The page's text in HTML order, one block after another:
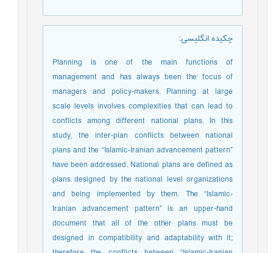
چکیده انگلیسی:
Planning is one of the main functions of
management and has always been the focus of
managers and policy-makers. Planning at large
scale levels involves complexities that can lead to
conflicts among different national plans. In this
study, the inter-plan conflicts between national
plans and the “Islamic-Iranian advancement pattern”
have been addressed. National plans are defined as
plans designed by the national level organizations
and being implemented by them. The “Islamic-
Iranian advancement pattern” is an upper-hand
document that all of the other plans must be
designed in compatibility and adaptability with it;